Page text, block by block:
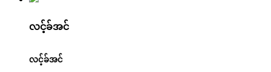
လင့်ခ်အင်
လင့်ခ်အင်